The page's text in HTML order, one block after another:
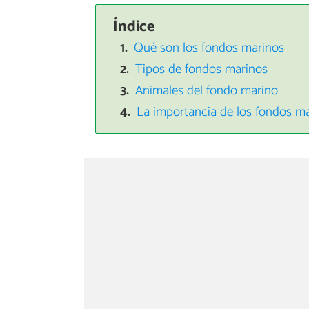
Índice
Qué son los fondos marinos
Tipos de fondos marinos
Animales del fondo marino
La importancia de los fondos